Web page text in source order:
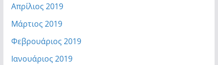
Απρίλιος 2019
Μάρτιος 2019
Φεβρουάριος 2019
Ιανουάριος 2019